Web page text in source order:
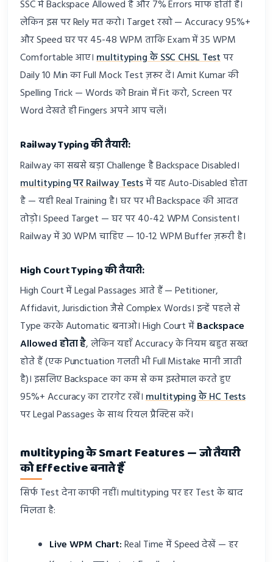
SSC में Backspace Allowed है और 7% Errors माफ होती हैं।
लेकिन इस पर Rely मत करो। Target रखो — Accuracy 95%+
और Speed घर पर 45-48 WPM ताकि Exam में 35 WPM
Comfortable आए।multityping के SSC CHSL Testपर
Daily 10 Min का Full Mock Test ज़रूर दें। Amit Kumar की
Spelling Trick — Words को Brain में Fit करो, Screen पर
Word देखते ही Fingers अपने आप चलें।
Railway Typing की तैयारी:
Railway का सबसे बड़ा Challenge है Backspace Disabled।
multityping पर Railway Testsमें यह Auto-Disabled होता
है — यही Real Training है। घर पर भी Backspace की आदत
तोड़ो। Speed Target — घर पर 40-42 WPM Consistent।
Railway में 30 WPM चाहिए — 10-12 WPM Buffer ज़रूरी है।
High Court Typing की तैयारी:
High Court में Legal Passages आते हैं — Petitioner,
Affidavit, Jurisdiction जैसे Complex Words। इन्हें पहले से
Type करके Automatic बनाओ। High Court मेंBackspace
Allowed होता है, लेकिन यहाँ Accuracy के नियम बहुत सख्त
होते हैं (एक Punctuation गलती भी Full Mistake मानी जाती
है)। इसलिए Backspace का कम से कम इस्तेमाल करते हुए
95%+ Accuracy का टारगेट रखें।multityping के HC Tests
पर Legal Passages के साथ रियल प्रैक्टिस करें।
multityping के Smart Features — जो तैयारी
को Effective बनाते हैं
सिर्फ Test देना काफी नहीं। multityping पर हर Test के बाद
मिलता है:
Live WPM Chart:Real Time में Speed देखें — हर